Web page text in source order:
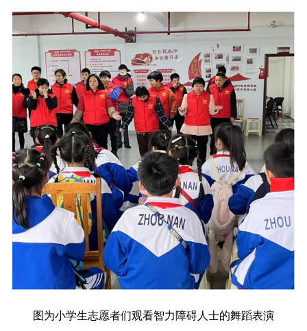
图为小学生志愿者们观看智力障碍人士的舞蹈表演